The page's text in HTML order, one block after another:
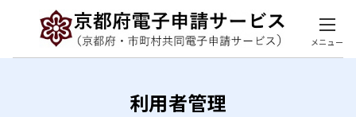
メニュー
利用者管理